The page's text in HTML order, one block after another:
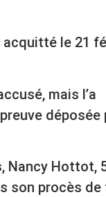
acquitté le 21
mais l’a
déposée
Nancy Hottot,
son procès de